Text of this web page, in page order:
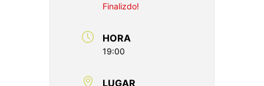
Finalizdo!
HORA
19:00
LUGAR